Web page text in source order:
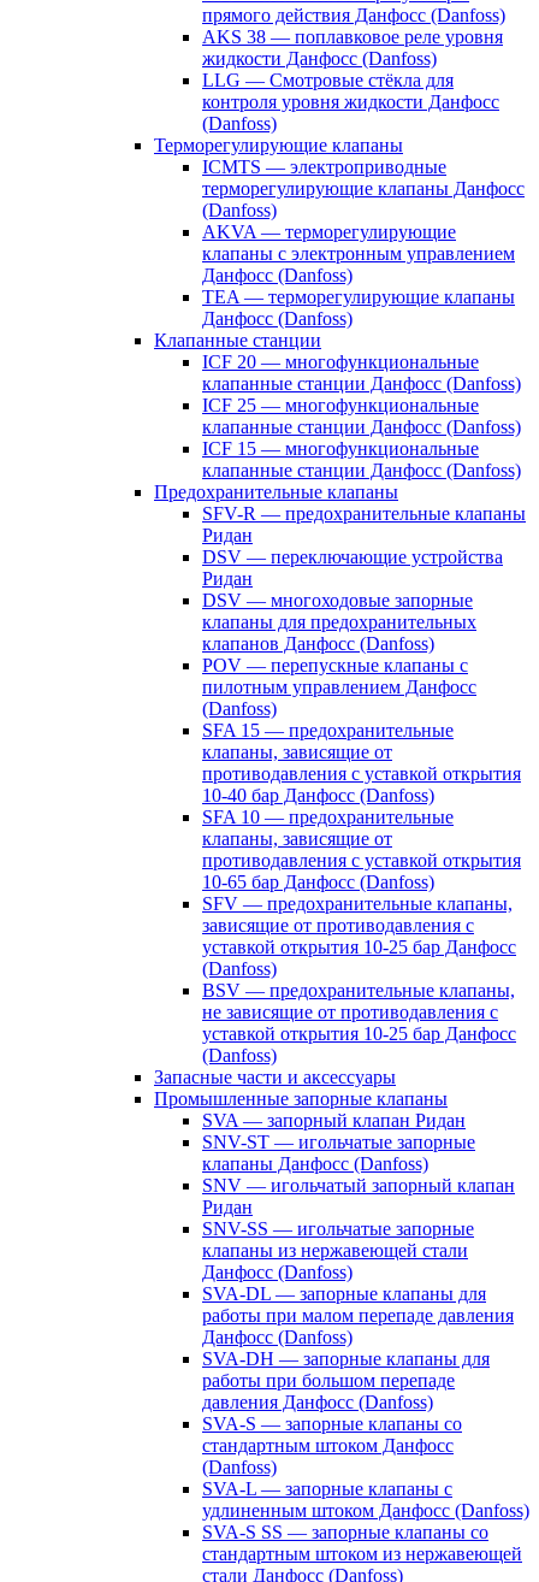
прямого действия Данфосс (Danfoss)
AKS 38 — поплавковое реле уровня
жидкости Данфосс (Danfoss)
LLG — Смотровые стёкла для
контроля уровня жидкости Данфосс
(Danfoss)
Терморегулирующие клапаны
ICMTS — электроприводные
терморегулирующие клапаны Данфосс
(Danfoss)
AKVA — терморегулирующие
клапаны с электронным управлением
Данфосс (Danfoss)
TEA — терморегулирующие клапаны
Данфосс (Danfoss)
Клапанные станции
ICF 20 — многофункциональные
клапанные станции Данфосс (Danfoss)
ICF 25 — многофункциональные
клапанные станции Данфосс (Danfoss)
ICF 15 — многофункциональные
клапанные станции Данфосс (Danfoss)
Предохранительные клапаны
SFV-R — предохранительные клапаны
Ридан
DSV — переключающие устройства
Ридан
DSV — многоходовые запорные
клапаны для предохранительных
клапанов Данфосс (Danfoss)
POV — перепускные клапаны с
пилотным управлением Данфосс
(Danfoss)
SFA 15 — предохранительные
клапаны, зависящие от
противодавления с уставкой открытия
10-40 бар Данфосс (Danfoss)
SFA 10 — предохранительные
клапаны, зависящие от
противодавления с уставкой открытия
10-65 бар Данфосс (Danfoss)
SFV — предохранительные клапаны,
зависящие от противодавления с
уставкой открытия 10-25 бар Данфосс
(Danfoss)
BSV — предохранительные клапаны,
не зависящие от противодавления с
уставкой открытия 10-25 бар Данфосс
(Danfoss)
Запасные части и аксессуары
Промышленные запорные клапаны
SVA — запорный клапан Ридан
SNV-ST — игольчатые запорные
клапаны Данфосс (Danfoss)
SNV — игольчатый запорный клапан
Ридан
SNV-SS — игольчатые запорные
клапаны из нержавеющей стали
Данфосс (Danfoss)
SVA-DL — запорные клапаны для
работы при малом перепаде давления
Данфосс (Danfoss)
SVA-DH — запорные клапаны для
работы при большом перепаде
давления Данфосс (Danfoss)
SVA-S — запорные клапаны со
стандартным штоком Данфосс
(Danfoss)
SVA-L — запорные клапаны с
удлиненным штоком Данфосс (Danfoss)
SVA-S SS — запорные клапаны со
стандартным штоком из нержавеющей
стали Данфосс (Danfoss)